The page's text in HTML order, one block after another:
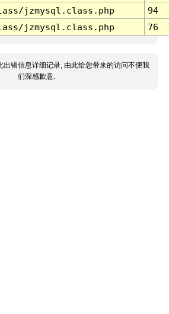
jzmysql.class.php
94
jzmysql.class.php 76
出错信息详细记录, 由此给您带来的访问不便我
们深感歉意.